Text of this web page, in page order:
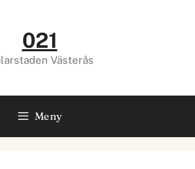
021
Västerås
Meny